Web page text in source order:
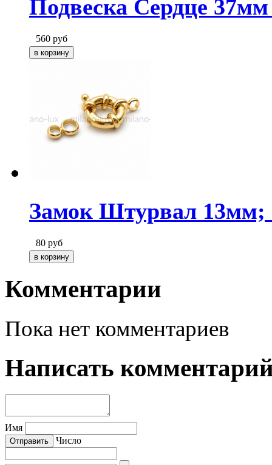
Подвеска Сердце
560 руб
Замок Штурвал 13мм;
80 руб
Комментарии
Пока нет комментариев
Написать
Имя
Число